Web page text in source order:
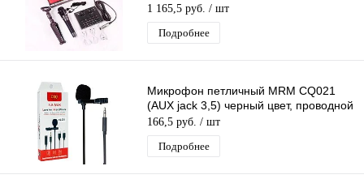
V8, настольной треногой,
комплектация MF51
1 165,5 руб. / шт
Подробнее
Микрофон петличный MRM CQ021
(AUX jack 3,5) черный цвет, проводной
166,5 руб. / шт
Подробнее